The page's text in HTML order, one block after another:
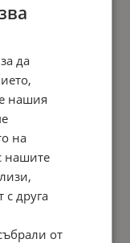
да
нашия
на
нашите
друга
от